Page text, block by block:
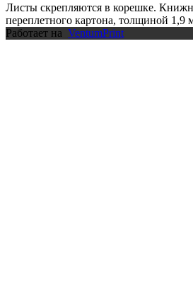
Листы скрепляются в корешке.
переплетного картона, толщиной
Работает на VentumPrint